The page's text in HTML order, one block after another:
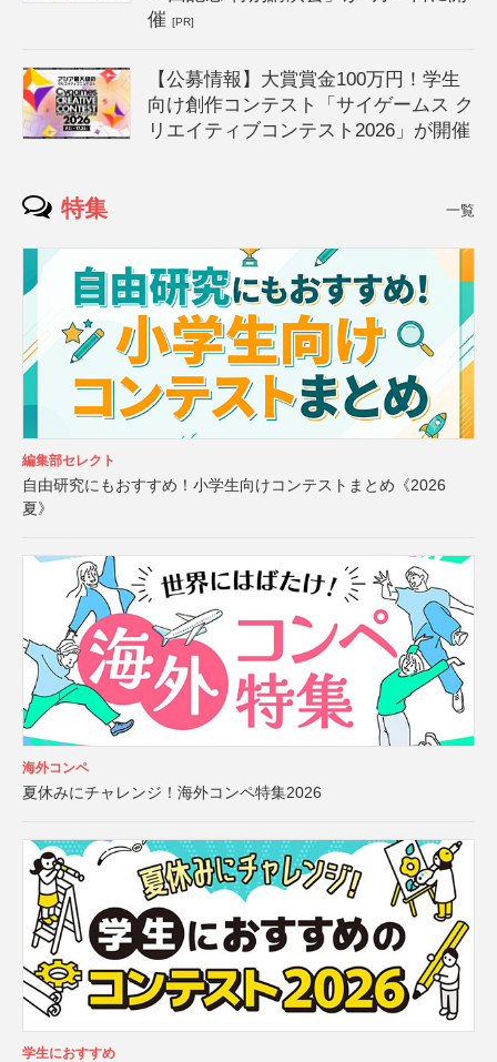
催[PR]
【公募情報】大賞賞金100万円！学生
向け創作コンテスト「サイゲームス ク
リエイティブコンテスト2026」が開催
特集 一覧
編集部セレクト
自由研究にもおすすめ！小学生向けコンテストまとめ《2026
夏》
海外コンペ
夏休みにチャレンジ！海外コンペ特集2026
学生におすすめ